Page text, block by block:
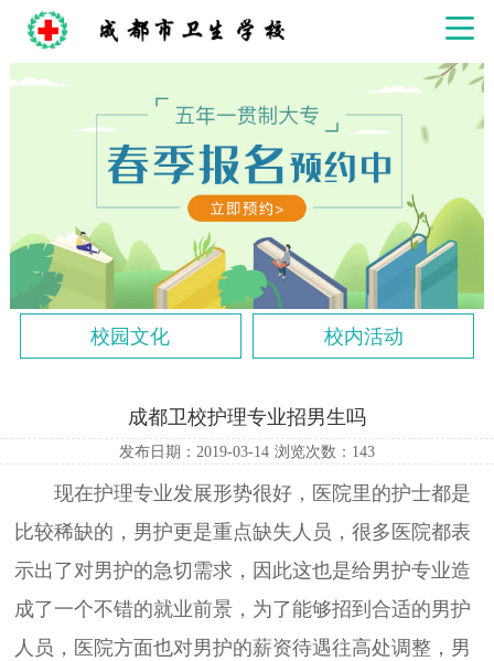
校园文化 校内活动
成都卫校护理专业招男生吗
发布日期：2019-03-14 浏览次数： 143
现在护理专业发展形势很好，医院里的护士都是
比较稀缺的，男护更是重点缺失人员，很多医院都表
示出了对男护的急切需求，因此这也是给男护专业造
成了一个不错的就业前景，为了能够招到合适的男护
人员，医院方面也对男护的薪资待遇往高处调整，男